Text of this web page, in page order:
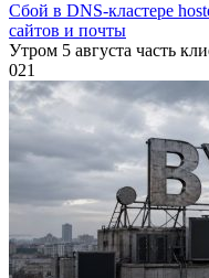
Сбой в DNS-кластере
сайтов и почты
Утром 5 августа часть
021